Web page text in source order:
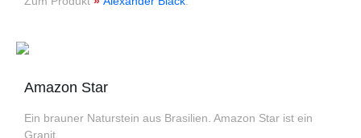
Amazon Star
Ein brauner Naturstein aus Brasilien. Amazon Star ist ein
Granit.